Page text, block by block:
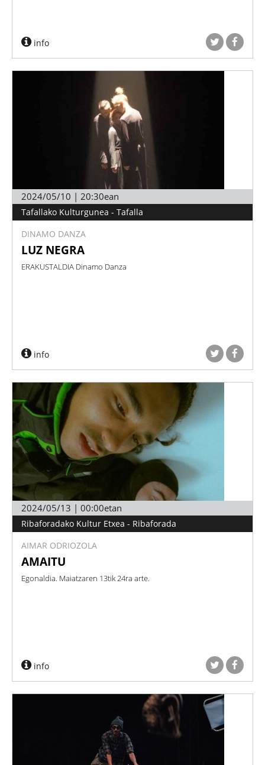
info
2024/05/10 | 20:30ean
Tafallako Kulturgunea - Tafalla
DINAMO DANZA
LUZ NEGRA
ERAKUSTALDIA Dinamo Danza
info
2024/05/13 | 00:00etan
Ribaforadako Kultur Etxea - Ribaforada
AIMAR ODRIOZOLA
AMAITU
Egonaldia. Maiatzaren 13tik 24ra arte.
info